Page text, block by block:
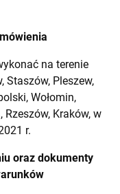
na terenie
Staszów, Pleszew,
Wołomin,
Rzeszów, Kraków, w
r.
oraz dokumenty